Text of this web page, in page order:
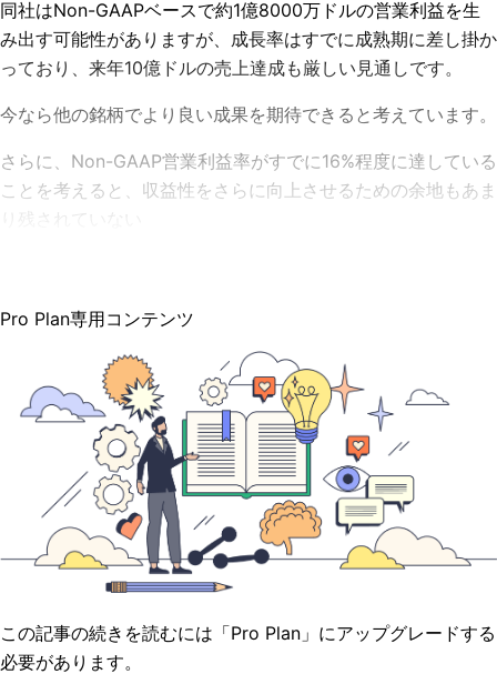
同社はNon-GAAPベースで約1億8000万ドルの営業利益を生
み出す可能性がありますが、成長率はすでに成熟期に差し掛か
っており、来年10億ドルの売上達成も厳しい見通しです。
今なら他の銘柄でより良い成果を期待できると考えています。
さらに、Non-GAAP営業利益率がすでに16%程度に達している
ことを考えると、収益性をさらに向上させるための余地もあま
Pro Plan専用コンテンツ
この記事の続きを読むには「Pro Plan」にアップグレードする
必要があります。